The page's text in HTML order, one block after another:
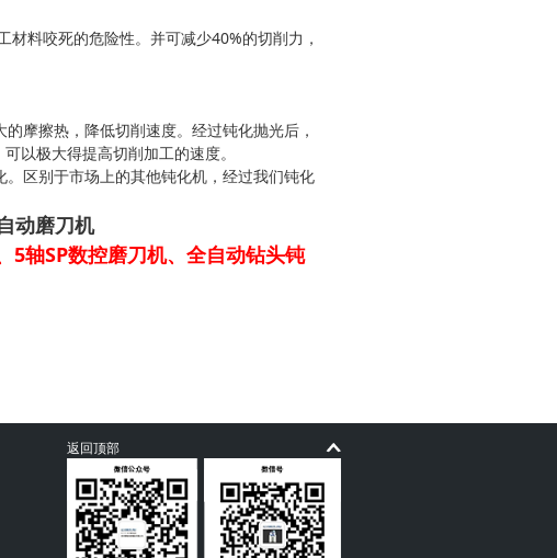
料咬死的危险性。并可减少40%的切削力，
摩擦热，降低切削速度。经过钝化抛光后，
以极大得提高切削加工的速度。
区别于市场上的其他钝化机，经过我们钝化
动磨刀机
轴SP数控磨刀机、全自动钻头钝
返回顶部